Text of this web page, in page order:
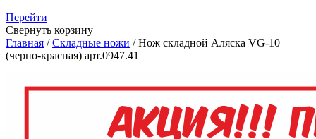
Перейти
Свернуть корзину
Главная /Складные ножи /Нож складной Аляска VG-10
(черно-красная) арт.0947.41